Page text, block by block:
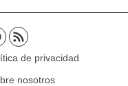
de privacidad
nosotros